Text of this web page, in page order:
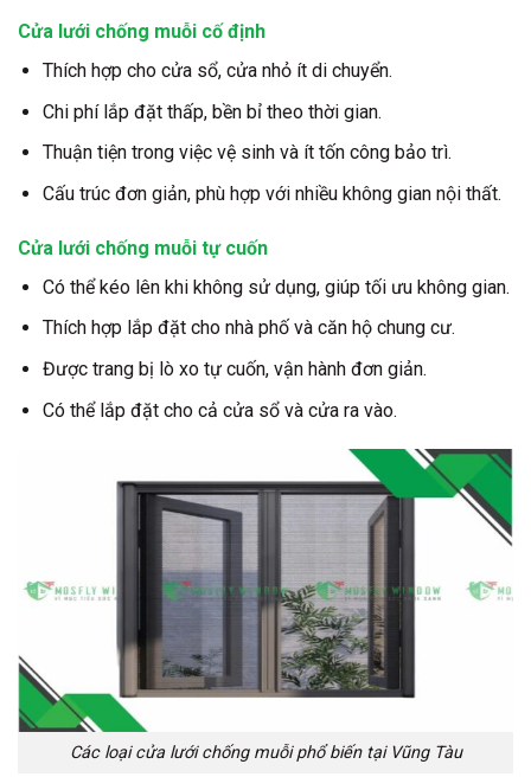
Cửa lưới chống muỗi cố định
Thích hợp cho cửa sổ, cửa nhỏ ít di chuyển.
Chi phí lắp đặt thấp, bền bỉ theo thời gian.
Thuận tiện trong việc vệ sinh và ít tốn công bảo trì.
Cấu trúc đơn giản, phù hợp với nhiều không gian nội thất.
Cửa lưới chống muỗi tự cuốn
Có thể kéo lên khi không sử dụng, giúp tối ưu không gian.
Thích hợp lắp đặt cho nhà phố và căn hộ chung cư.
Được trang bị lò xo tự cuốn, vận hành đơn giản.
Có thể lắp đặt cho cả cửa sổ và cửa ra vào.
Các loại cửa lưới chống muỗi phổ biến tại Vũng Tàu